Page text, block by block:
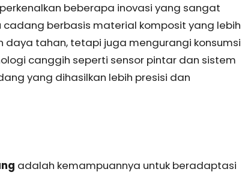
beberapa inovasi yang sangat
berbasis material komposit yang lebih
daya tahan, tetapi juga mengurangi konsumsi
canggih seperti sensor pintar dan sistem
yang dihasilkan lebih presisi dan
adalah kemampuannya untuk beradaptasi